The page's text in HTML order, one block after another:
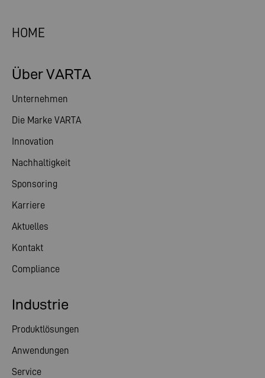
HOME
Über VARTA
Unternehmen
Die Marke VARTA
Innovation
Nachhaltigkeit
Sponsoring
Karriere
Aktuelles
Kontakt
Compliance
Industrie
Produktlösungen
Anwendungen
Service